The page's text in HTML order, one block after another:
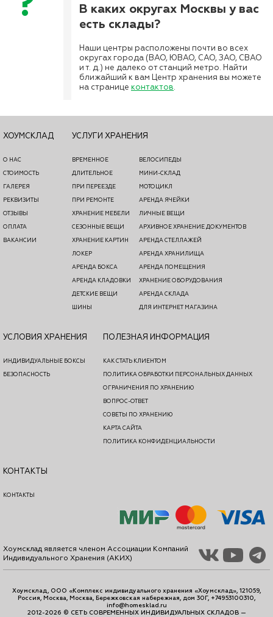
В каких округах Москвы у вас
есть склады?
Наши центры расположены почти во всех
округах города (ВАО, ЮВАО, САО, ЗАО, СВАО
и т. д.) не далеко от станций метро. Найти
ближайший к вам Центр хранения вы можете
на странице контактов.
ХОУМСКЛАД
О НАС
СТОИМОСТЬ
ГАЛЕРЕЯ
РЕКВИЗИТЫ
ОТЗЫВЫ
ОПЛАТА
ВАКАНСИИ
УСЛУГИ ХРАНЕНИЯ
ВРЕМЕННОЕ
ДЛИТЕЛЬНОЕ
ПРИ ПЕРЕЕЗДЕ
ПРИ РЕМОНТЕ
ХРАНЕНИЕ МЕБЕЛИ
СЕЗОННЫЕ ВЕЩИ
ХРАНЕНИЕ КАРТИН
ЛОКЕР
АРЕНДА БОКСА
АРЕНДА КЛАДОВКИ
ДЕТСКИЕ ВЕЩИ
ШИНЫ
ВЕЛОСИПЕДЫ
МИНИ-СКЛАД
МОТОЦИКЛ
АРЕНДА ЯЧЕЙКИ
ЛИЧНЫЕ ВЕЩИ
АРХИВНОЕ ХРАНЕНИЕ ДОКУМЕНТОВ
АРЕНДА СТЕЛЛАЖЕЙ
АРЕНДА ХРАНИЛИЩА
АРЕНДА ПОМЕЩЕНИЯ
ХРАНЕНИЕ ОБОРУДОВАНИЯ
АРЕНДА СКЛАДА
ДЛЯ ИНТЕРНЕТ МАГАЗИНА
УСЛОВИЯ ХРАНЕНИЯ
ИНДИВИДУАЛЬНЫЕ БОКСЫ
БЕЗОПАСНОСТЬ
ПОЛЕЗНАЯ ИНФОРМАЦИЯ
КАК СТАТЬ КЛИЕНТОМ
ПОЛИТИКА ОБРАБОТКИ ПЕРСОНАЛЬНЫХ ДАННЫХ
ОГРАНИЧЕНИЯ ПО ХРАНЕНИЮ
ВОПРОС-ОТВЕТ
СОВЕТЫ ПО ХРАНЕНИЮ
КАРТА САЙТА
ПОЛИТИКА КОНФИДЕНЦИАЛЬНОСТИ
КОНТАКТЫ
КОНТАКТЫ
Хоумсклад является членом Ассоциации Компаний
Индивидуального Хранения (АКИХ)
Хоумсклад, ООО «Комплекс индивидуального хранения «Хоумсклад», 121059,
Россия, Москва, Москва, Бережковская набережная, дом 30Г, +74953100310,
info@homesklad.ru
2012-2026 © СЕТЬ СОВРЕМЕННЫХ ИНДИВИДУАЛЬНЫХ СКЛАДОВ —